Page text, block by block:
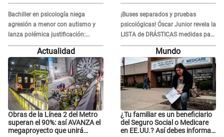
vía pública: “Lo hice por necesidad”
Bachiller en psicología niega
agresión a menor con autismo y
lanza polémica justificación:
"Defenderme ante..."
ARREMETE contra Claudia Salazar
¡Buses separados y pruebas
psicológicas! Óscar Junior revela la
LISTA de DRÁSTICAS medidas para
prevenir acoso en 'La Bella Luz' tras
caso Naldy Saldaña
Actualidad
Obras de la Línea 2 del Metro
superan el 90%: así AVANZA el
megaproyecto que unirá
Mundo
¿Tu familiar es un beneficiario
del Seguro Social o Medicare
en EE.UU.? Así debes informar